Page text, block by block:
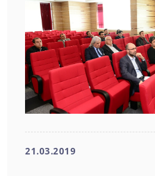
21.03.2019